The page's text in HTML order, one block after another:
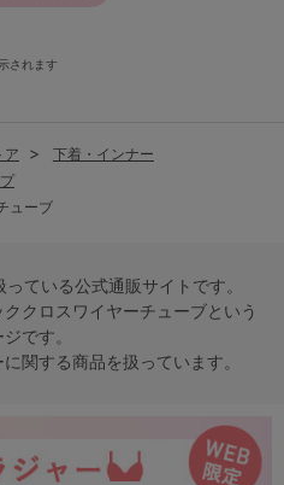
されます
ア
下着・インナー
ューブ
ている公式通販サイトです。
クロスワイヤーチューブという
です。
に関する商品を扱っています。